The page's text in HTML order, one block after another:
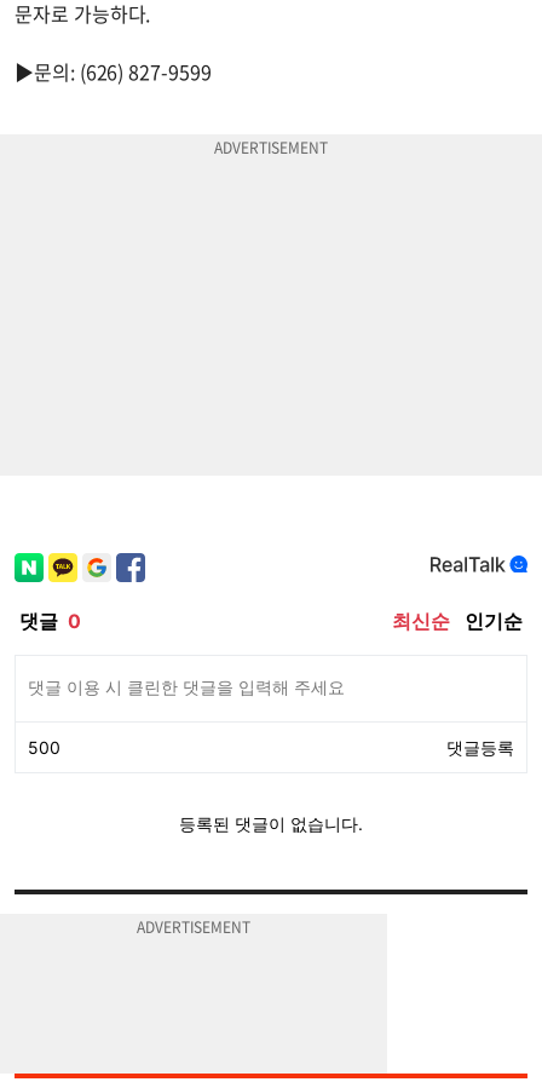
문자로 가능하다.
▶문의: (626) 827-9599